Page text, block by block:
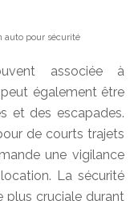
auto pour sécurité
associée à
peut également être
et des escapades.
de courts trajets
une vigilance
location. La sécurité
plus cruciale durant